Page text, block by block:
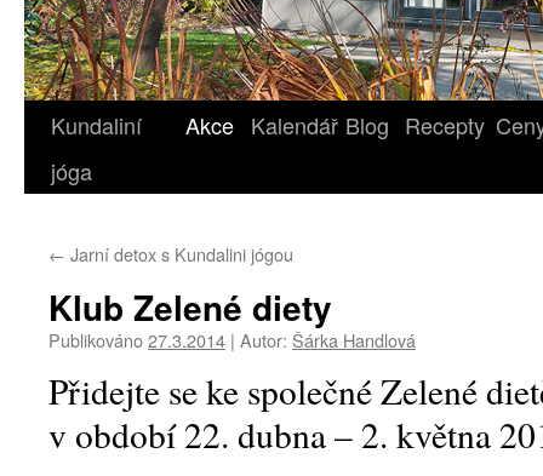
Kundaliní
jóga
Akce Kalendář Blog Recepty
← Jarní detox s Kundalini jógou
Klub Zelené diety
Publikováno27.3.2014 | Autor: Šárka Handlová
Přidejte se ke společné Zelené
v období 22. dubna – 2. května